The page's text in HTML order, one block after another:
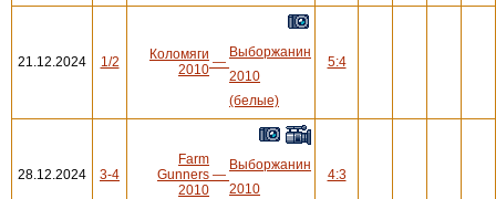
21.12.2024 1/2
Коломяги
2010 —
Выборжанин
2010
(белые)
5:4
28.12.2024 3-4
Farm
Gunners
2010
—
Выборжанин
2010
4:3